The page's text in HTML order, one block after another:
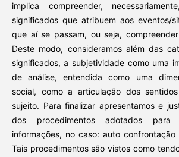
implica compreender,
significados que atribuem aos eventos/
que aí se passam, ou seja,
Deste modo, consideramos além das
significados, a subjetividade como uma
de análise, entendida como uma
social, como a articulação dos
sujeito. Para finalizar apresentamos e
dos procedimentos adotados
informações, no caso: auto
Tais procedimentos são vistos como